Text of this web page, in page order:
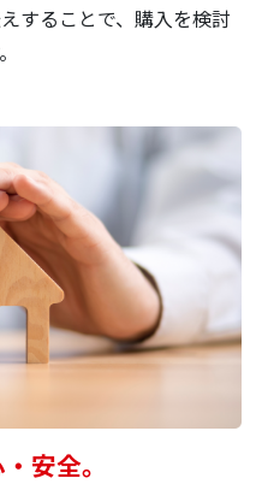
することで、購入を検討
安全。